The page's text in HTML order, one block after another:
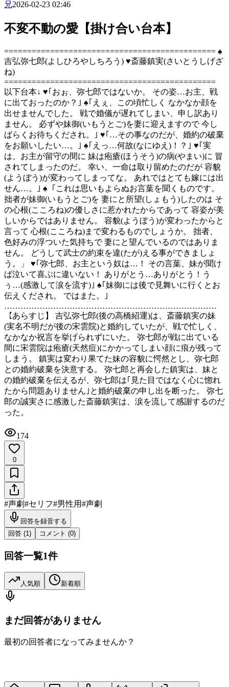
兄2026-02-23 02:46
不変不動の愛【掛け合い台本】
============================================== ♠
吉弘弥七郎(よしひろやしちろう) ♥斎藤鎮実(さいとうしげざ
ね)
==============================================
以下台本↓ ♥｢おぉ、弥七郎ではないか。 その姿…お主、戦
に出ておったのか？｣ ♠｢えぇ、この頃忙しく なかなか顔を
出せませんでした。 戦で婚儀が遅れてしまい、申し訳あり
ません。 必ずや妹御(いもうとご)を妻に迎えますので 今し
ばらくお待ちくだされ。｣ ♥｢…その事なのだが、婚約の破棄
をお願いしたい…。｣ ♠｢えっ…何故(なにゆえ)！？｣ ♥｢実
は、お主が留守の間に 妹は疱瘡(ほうそう)の病(やまい)に 冒
されてしまったのだ。 幸い、一命は取り留めたのだが 容貌
(ようぼう)が変わってしまってな。 あれではとても嫁には出
せん…。｣ ♠「これは思いもよらぬお言葉を聞くものです。
拙者が妹御(いもうとご)を 妻にと所望(しょもう)したのは そ
の心根(こころね)の優しさに惹かれたからであって 容姿が美
しいからではありません。 容貌(ようぼう)が変わったからと
言って 心根(こころね)まで変わるものでしょうか。 拙者、
色好みの浮ついた気持ちで 妻にと望んでいるのではありま
せん。 どうして武士の約束を違(たが)える事ができましょ
う。」 ♥｢弥七郎、お主という奴は…！ その言葉、妹が聞け
ば泣いて喜ぶに違いない！ ありがとう…ありがとう！う
ぅ…(感激して涙を流す)｣ ♠｢妹御には後で見舞いに行くとお
伝えくだされ。 ではまた。｣
……………………………………………………………………
【あらすじ】 吉弘弥七郎(後の高橋紹運)は、斎藤鎮実の妹
(実名不明だが後の宋雲院)と婚約していたが、戦で忙しく、
なかなか祝言を挙げられずにいた。 弥七郎が戦に出ている
間に宋雲院は疱瘡(天然痘)にかかってしまい顔に痕が残って
しまう。 鎮実は変わり果てた妹の容貌に愕然とし、弥七郎
との婚約破棄を決意する。 弥七郎と再会した鎮実は、妹と
の婚約破棄を伝えるが、弥七郎は｢見た目ではなく心に惚れ
たから問題ありません｣と婚約破棄の申し出を断った。 弥七
郎の誠実さに感激した斎藤鎮実は、涙を流して感謝するのだ
った。
174
0
#声劇#セリフ#男性用#声劇
回答を録音する
回答 (1 ) コメント (0)
回答一覧1件
人気順 新着順
まだ回答がありません
最初の回答者になってみませんか？